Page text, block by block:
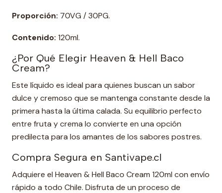
Proporción: 70VG / 30PG.
Contenido: 120ml.
¿Por Qué Elegir Heaven & Hell Baco
Cream?
Este líquido es ideal para quienes buscan un sabor
dulce y cremoso que se mantenga constante desde la
primera hasta la última calada. Su equilibrio perfecto
entre fruta y crema lo convierte en una opción
predilecta para los amantes de los sabores postres.
Compra Segura en Santivape.cl
Adquiere el Heaven & Hell Baco Cream 120ml con envío
rápido a todo Chile. Disfruta de un proceso de